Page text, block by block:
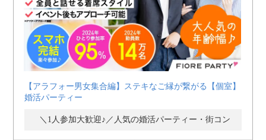
【アラフォー男女集合編】ステキなご縁が繋がる【個室】
婚活パーティー
＼1人参加大歓迎♪／人気の婚活パーティー・街コン